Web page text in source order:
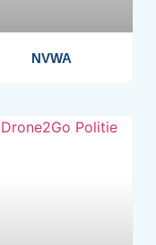
NVWA